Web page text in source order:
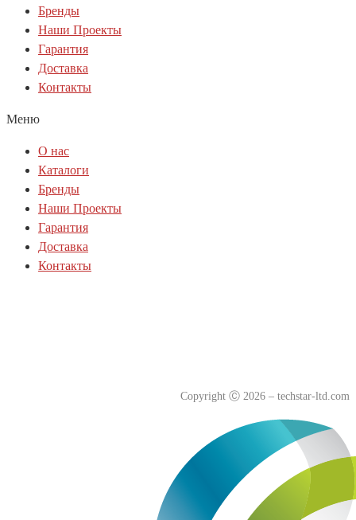
Бренды
Наши Проекты
Гарантия
Доставка
Контакты
Меню
О нас
Каталоги
Бренды
Наши Проекты
Гарантия
Доставка
Контакты
Copyright Ⓒ 2026 – techstar-ltd.com